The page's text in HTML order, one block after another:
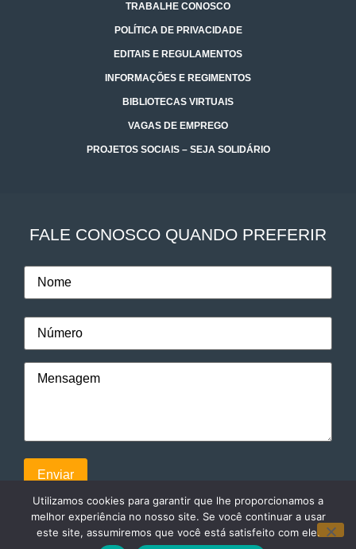
TRABALHE CONOSCO
POLÍTICA DE PRIVACIDADE
EDITAIS E REGULAMENTOS
INFORMAÇÕES E REGIMENTOS
BIBLIOTECAS VIRTUAIS
VAGAS DE EMPREGO
PROJETOS SOCIAIS – SEJA SOLIDÁRIO
FALE CONOSCO QUANDO PREFERIR
Utilizamos cookies para garantir que lhe proporcionamos a
melhor experiência no nosso site. Se você continuar a usar
este site, assumiremos que você está satisfeito com ele.